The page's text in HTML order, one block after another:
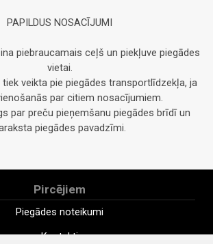
PAPILDUS NOSACĪJUMI
piebraucamais ceļš un piekļuve piegādes
vietai.
veikta pie piegādes transportlīdzekļa, ja
par citiem nosacījumiem.
par preču pieņemšanu piegādes brīdī un
piegādes pavadzīmi.
Pircējiem
Piegādes noteikumi
Kontakti